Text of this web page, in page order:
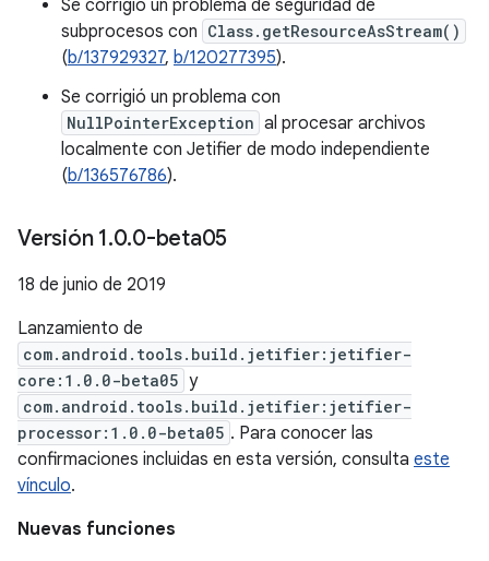
Se corrigió un problema de seguridad de
subprocesos con Class.getResourceAsStream()
(b/137929327, b/120277395).
Se corrigió un problema con
NullPointerException al procesar archivos
localmente con Jetifier de modo independiente
(b/136576786).
Versión 1.0.0-beta05
18 de junio de 2019
Lanzamiento de
com.android.tools.build.jetifier:jetifier-
core:1.0.0-beta05 y
com.android.tools.build.jetifier:jetifier-
processor:1.0.0-beta05 . Para conocer las
confirmaciones incluidas en esta versión, consulta este
vínculo.
Nuevas funciones